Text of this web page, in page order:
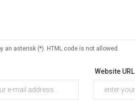
an asterisk (*). HTML code is not allowed.
Website URL